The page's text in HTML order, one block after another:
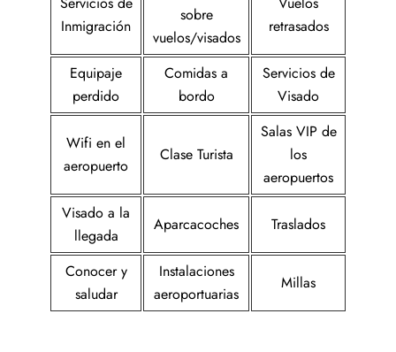
Inmigración
sobre
vuelos/visados
retrasados
Equipaje
perdido
Comidas a
bordo
Servicios de
Visado
Wifi en el
aeropuerto
Clase Turista
Salas VIP de
los
aeropuertos
Visado a la
llegada
Aparcacoches Traslados
Conocer y
saludar
Instalaciones
aeroportuarias
Millas